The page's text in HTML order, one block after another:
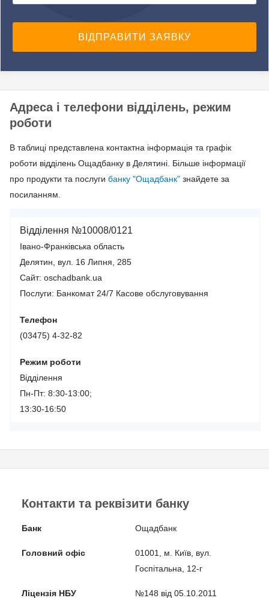
Адреса і телефони відділень, режим
роботи
В таблиці представлена контактна інформація та графік
роботи відділень Ощадбанку в Делятині. Більше інформації
про продукти та послуги банку "Ощадбанк" знайдете за
посиланням.
Відділення №10008/0121
Івано-Франківська область
Делятин, вул. 16 Липня, 285
Сайт: oschadbank.ua
Послуги: Банкомат 24/7 Касове обслуговування
Телефон
(03475) 4-32-82
Режим роботи
Відділення
Пн-Пт: 8:30-13:00;
13:30-16:50
Контакти та реквізити банку
Банк Ощадбанк
Головний офіс
01001, м. Київ, вул.
Госпітальна, 12-г
Ліцензія НБУ №148 від 05.10.2011